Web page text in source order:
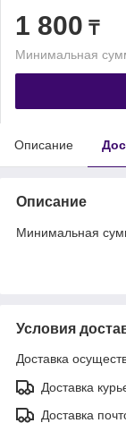
1 800 ₸
Минимальная
Описание
Описание
Минимальная
Условия
Доставка
Доставка
Доставка